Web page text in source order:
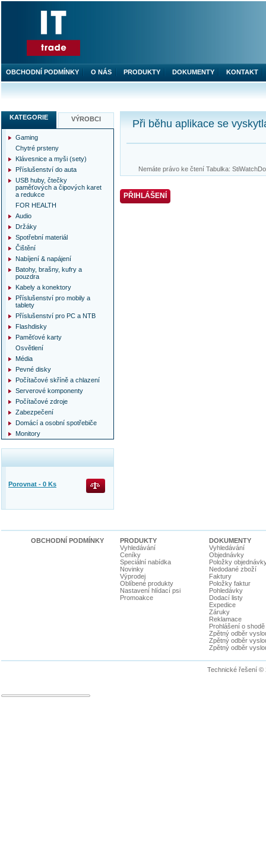
Při běhu aplikace se
Nemáte právo ke čtení Tabulka:
PŘIHLÁŠENÍ
KATEGORIE VÝROBCI
Gaming
Chytré prsteny
Klávesnice a myši (sety)
Příslušenství do auta
USB huby, čtečky
paměťových a čipových karet
a redukce
FOR HEALTH
Audio
Držáky
Spotřební materiál
Čištění
Nabíjení & napájení
Batohy, brašny, kufry a
pouzdra
Kabely a konektory
Příslušenství pro mobily a
tablety
Příslušenství pro PC a NTB
Flashdisky
Paměťové karty
Osvětlení
Média
Pevné disky
Počítačové skříně a chlazení
Serverové komponenty
Počítačové zdroje
Zabezpečení
Domácí a osobní spotřebiče
Monitory
Porovnat - 0 Ks
OBCHODNÍ PODMÍNKY O NÁS PRODUKTY DOKUMENTY KONTAKT
OBCHODNÍ PODMÍNKY
PRODUKTY
Vyhledávání
Ceníky
Speciální nabídka
Novinky
Výprodej
Oblíbené produkty
Nastavení hlídací psi
Promoakce
DOKUMENTY
Vyhledávání
Objednávky
Položky
Nedodané zboží
Faktury
Položky faktur
Pohledávky
Dodací listy
Expedice
Záruky
Reklamace
Prohlášení o shodě
Zpětný odběr
Zpětný odběr
Zpětný odběr
Technické řešení ©